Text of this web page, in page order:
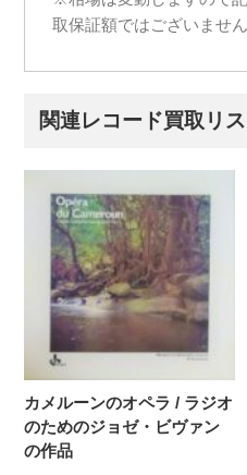
取保証額ではございません
関連レコード買取リ
カメルーンのオペラ / ラジオ
のためのジョゼ・ビヴァン
の作品